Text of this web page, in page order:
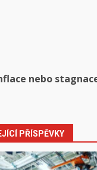
nebo
PŘÍSPĚVKY